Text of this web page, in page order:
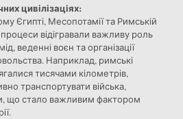
цивілізаціях:
Єгипті, Месопотамії та Римській
процеси відігравали важливу роль
веденні воєн та організації
Наприклад, римські
тисячами кілометрів,
транспортувати війська,
що стало важливим фактором